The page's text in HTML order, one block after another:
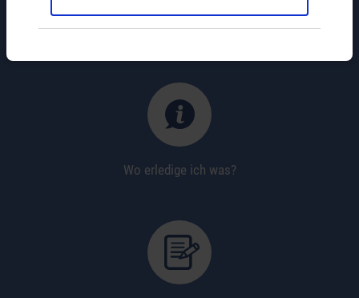
Jobbörse
Wo erledige ich was?